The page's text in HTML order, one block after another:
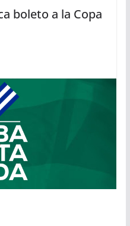
boleto a la Copa